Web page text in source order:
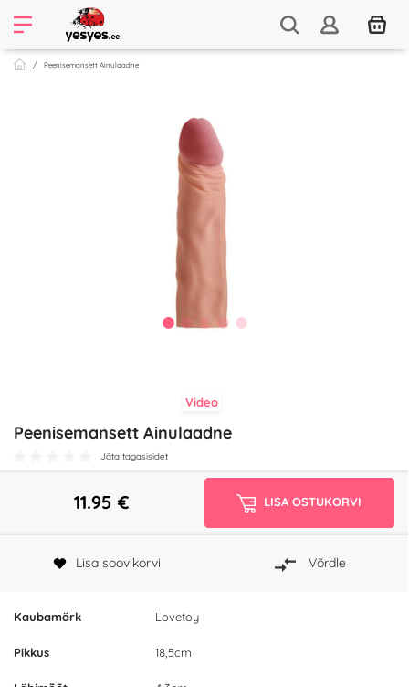
Peenisemansett Ainulaadne
Video
Peenisemansett Ainulaadne
Jäta tagasisidet
Kaubamärk Lovetoy
Pikkus 18,5cm
11.95 € LISA OSTUKORVI
Lisa soovikorvi Võrdle